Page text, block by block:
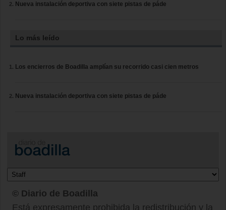
Nueva instalación deportiva con siete pistas de páde
Lo más leído
Los encierros de Boadilla amplían su recorrido casi cien metros
Nueva instalación deportiva con siete pistas de páde
© Diario de Boadilla
Está expresamente prohibida la redistribución y la